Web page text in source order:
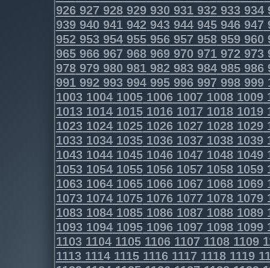
926927928929930931932933934
939940941942943944945946947
952953954955956957958959960
965966967968969970971972973
978979980981982983984985986
991992993994995996997998999
1003100410051006100710081009
1013101410151016101710181019
1023102410251026102710281029
1033103410351036103710381039
1043104410451046104710481049
1053105410551056105710581059
1063106410651066106710681069
1073107410751076107710781079
1083108410851086108710881089
1093109410951096109710981099
1103110411051106110711081109
1113111411151116111711181119